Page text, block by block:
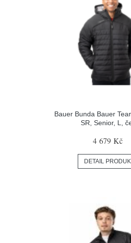
Bauer Bunda Bauer
SR, Senior, L,
4 679 Kč
DETAIL